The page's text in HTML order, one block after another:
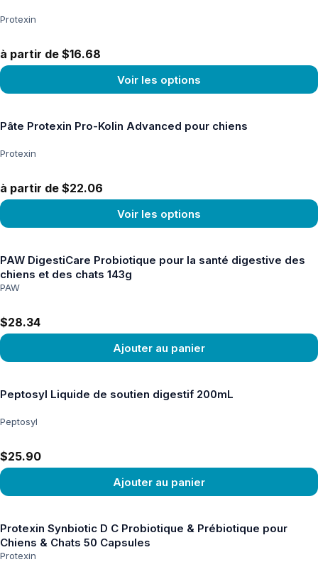
Protexin
à partir de $16.68
Voir les options
Pâte Protexin Pro-Kolin Advanced pour chiens
Protexin
à partir de $22.06
Voir les options
PAW DigestiCare Probiotique pour la santé digestive des
chiens et des chats 143g
PAW
$28.34
Ajouter au panier
Peptosyl Liquide de soutien digestif 200mL
Peptosyl
$25.90
Ajouter au panier
Protexin Synbiotic D C Probiotique & Prébiotique pour
Chiens & Chats 50 Capsules
Protexin